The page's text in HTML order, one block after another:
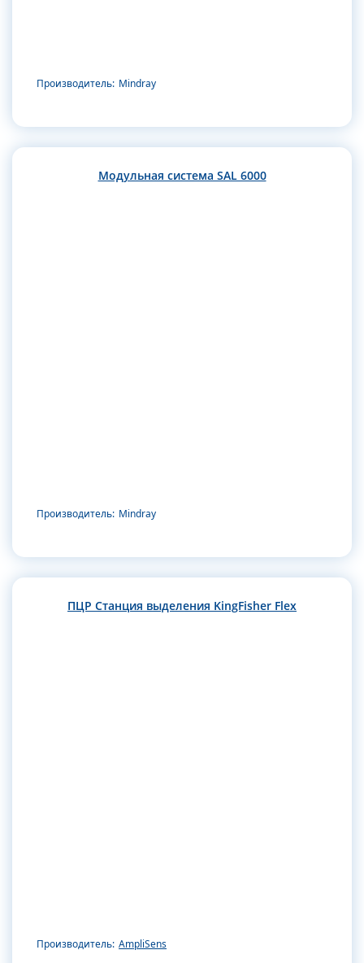
Производитель: Mindray
Модульная система SAL 6000
Производитель: Mindray
ПЦР Станция выделения KingFisher Flex
Производитель: AmpliSens